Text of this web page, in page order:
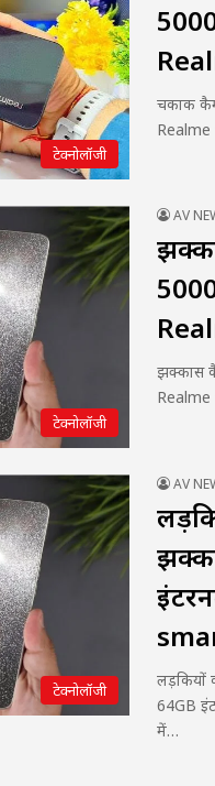
टेक्नोलॉजी
चकाक
टेक्नोलॉजी
AV
झक्कास
टेक्नोलॉजी
AV
लड़कियों
64GB
में…